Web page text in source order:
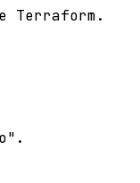
Terraform.